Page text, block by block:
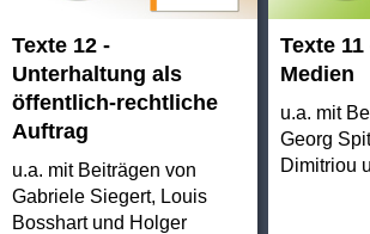
Texte 12 -
Unterhaltung als
öffentlich-rechtliche
Auftrag
u.a. mit Beiträgen von
Gabriele Siegert, Louis
Bosshart und Holger
Texte
Medien
u.a. mit
Georg
Dimitriou